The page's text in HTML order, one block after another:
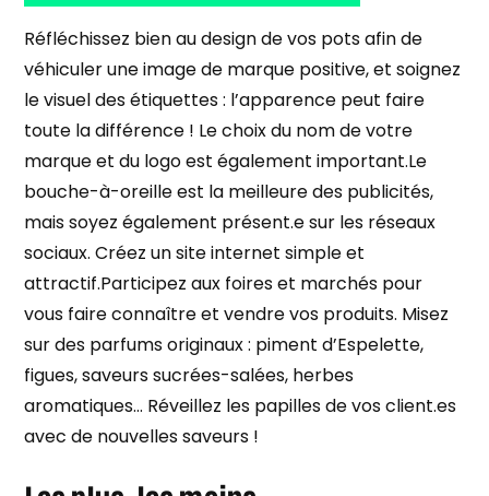
Réfléchissez bien au design de vos pots afin de
véhiculer une image de marque positive, et soignez
le visuel des étiquettes : l’apparence peut faire
toute la différence ! Le choix du nom de votre
marque et du logo est également important.Le
bouche-à-oreille est la meilleure des publicités,
mais soyez également présent.e sur les réseaux
sociaux. Créez un site internet simple et
attractif.Participez aux foires et marchés pour
vous faire connaître et vendre vos produits. Misez
sur des parfums originaux : piment d’Espelette,
figues, saveurs sucrées-salées, herbes
aromatiques… Réveillez les papilles de vos client.es
avec de nouvelles saveurs !